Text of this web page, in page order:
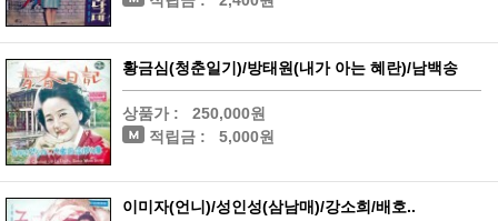
황금심(청춘일기)/방태원(내가 아는 혜란)/남백송
상품가 :
250,000원
적립금 :
5,000원
이미자(언니)/성인성(삼남매)/강소희/배호..